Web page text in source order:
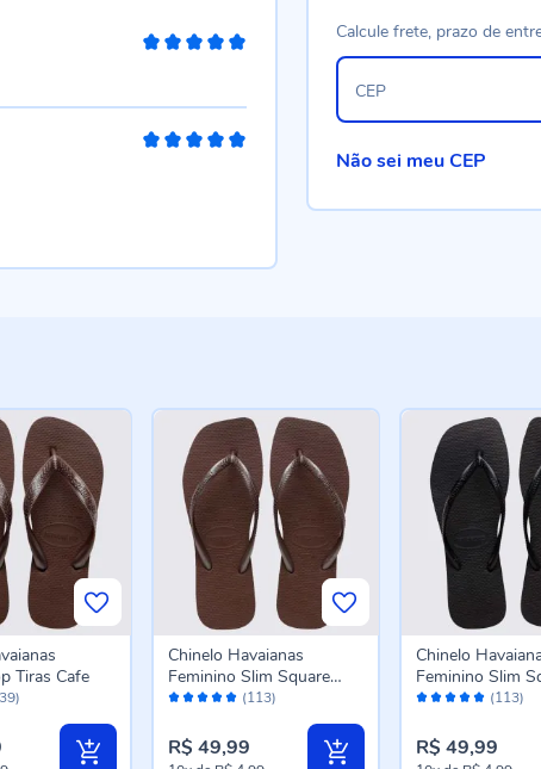
Calcule frete, prazo de
CEP
Não sei meu CEP
Tiras Cafe
Avaliação: (113)
Chinelo Havaianas
Feminino Slim Square
Cafe
R$ 49,99
Avaliação: (113)
Chinelo
Feminino Slim
Preto
R$ 49,99